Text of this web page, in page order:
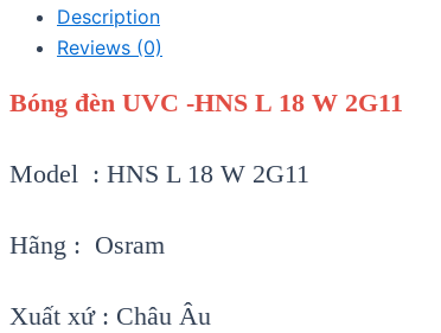
Description
Reviews (0)
Bóng đèn UVC -HNS L 18 W 2G11
Model : HNS L 18 W 2G11
Hãng : Osram
Xuất xứ : Châu Âu